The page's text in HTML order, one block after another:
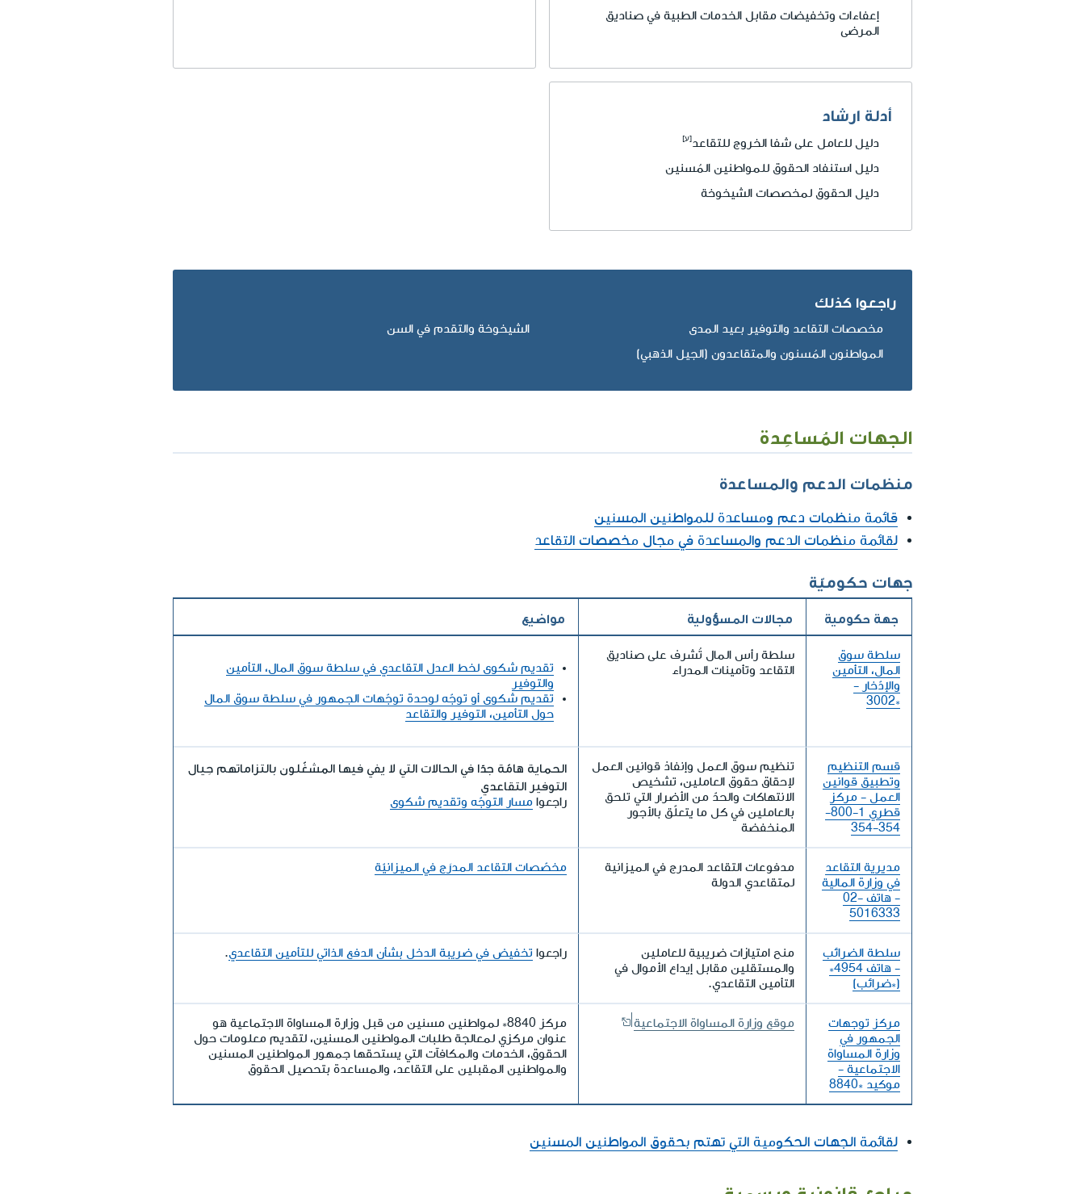
إعفاءات وتخفيضات مقابل الخدمات الطبية في صناديق
المرضى
أدلة ارشاد
دليل للعامل على شفا الخروج للتقاعد
دليل استنفاد الحقوق للمواطنين المُسنين
دليل الحقوق لمخصصات الشيخوخة
راجعوا كذلك
مخصصات التقاعد والتوفير بعيد المدى
الشيخوخة والتقدم في السن
المواطنون المُسنون والمتقاعدون (الجيل الذهبي)
الجهات المُساعِدة
منظمات الدعم والمساعدة
قائمة منظمات دعم ومساعدة للمواطنين المسنين
لقائمة منظمات الدعم والمساعدة في مجال مخصصات التقاعد
جهات حكوميّة
جهة حكومية مجالات المسؤولية مواضيع
سلطة سوق
المال، التأمين
والإدّخار -
*3002
سلطة رأس المال تُشرف على صناديق
التقاعد وتأمينات المدراء
تقديم شكوى لخط العدل التقاعدي في سلطة سوق المال، التأمين
والتوفير
تقديم شكوى أو توجّه لوحدة توجّهات الجمهور في سلطة سوق المال
حول التأمين، التوفير والتقاعد
قسم التنظيم
وتطبيق قوانين
العمل - مركز
قطري 1-800-
354-354
تنظيم سوق العمل وإنفاذ قوانين العمل
لإحقاق حقوق العاملين، تشخيص
الانتهاكات والحدّ من الأضرار التي تلحق
بالعاملين في كل ما يتعلّق بالأجور
المنخفضة
الحماية هامّة جدًا في الحالات التي لا يفي فيها المشغّلون بالتزاماتهم حِيال
التوفير التقاعدي
راجعوا مسار التوجّه وتقديم شكوى
مديرية التقاعد
في وزارة المالية
- هاتف ‎02-
5016333
مدفوعات التقاعد المدرج في الميزانية
لمتقاعدي الدولة
مخصّصات التقاعد المدرَج في الميزانيّة
سلطة الضرائب
- هاتف 4954*
(*ضرائب)
منح امتيازات ضريبية للعاملين
والمستقلين مقابل إيداع الأموال في
التأمين التقاعدي.
راجعوا تخفيض في ضريبة الدخل بشأن الدفع الذاتي للتأمين التقاعدي.
مركز توجهات
الجمهور في
وزارة المساواة
الاجتماعية -
موكيد *8840
موقع وزارة المساواة الاجتماعية مركز *8840 لمواطنين مسنين من قبل وزارة المساواة الاجتماعية هو
عنوان مركزي لمعالجة طلبات المواطنين المسنين، لتقديم معلومات حول
الحقوق، الخدمات والمكافآت التي يستحقها جمهور المواطنين المسنين
والمواطنين المقبلين على التقاعد، والمساعدة بتحصيل الحقوق
لقائمة الجهات الحكومية التي تهتم بحقوق المواطنين المسنين